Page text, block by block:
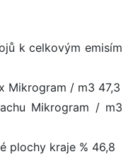
k celkovým emisím
Mikrogram / m3 47,3
Mikrogram / m3
plochy kraje % 46,8